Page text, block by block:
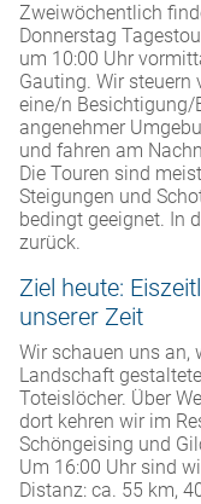
Zweiwöchentlich
Donnerstag
um 10:00 Uhr
Gauting. Wir steuern
eine/n Besichtigung/
angenehmer
und fahren am
Die Touren sind
Steigungen und
bedingt geeignet. In
zurück.
Ziel heute:
unserer Zeit
Wir schauen uns an,
Landschaft
Toteislöcher. Über
dort kehren wir im
Schöngeising und
Um 16:00 Uhr sind
Distanz: ca. 55 km,